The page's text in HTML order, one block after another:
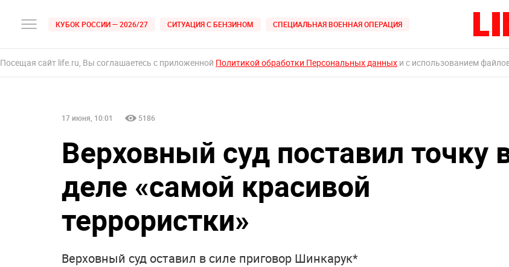
КУБОК РОССИИ — 2026/27 СИТУАЦИЯ С БЕНЗИНОМ СПЕЦИАЛЬНАЯ ВОЕННАЯ ОПЕРАЦИЯ
Посещая сайт life.ru, Вы соглашаетесь с приложенной Политикой обработки Персональных данных и с использованием
17 июня, 10:01 5186
Верховный суд поставил точку
деле «самой красивой
террористки»
Верховный суд оставил в силе приговор Шинкарук*